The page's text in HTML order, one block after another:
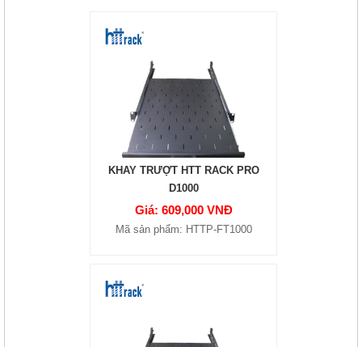
KHAY TRƯỢT HTT RACK PRO
D1000
Giá: 609,000 VNĐ
Mã sản phẩm: HTTP-FT1000